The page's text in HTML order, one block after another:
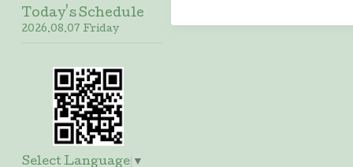
Today's Schedule
2026.08.07 Friday
Select Language ▼